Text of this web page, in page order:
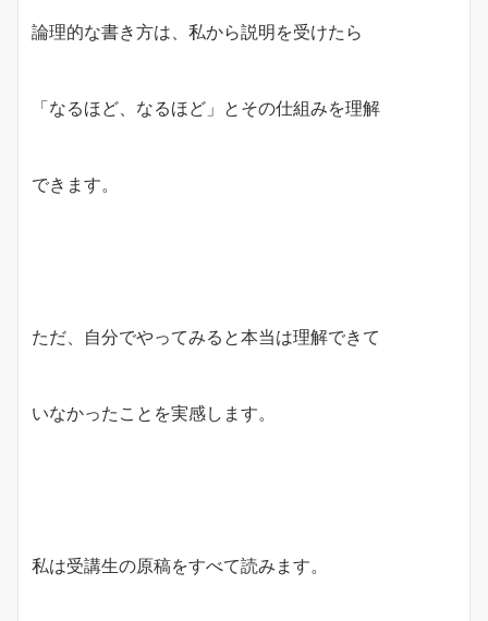
論理的な書き方は、私から説明を受けたら
「なるほど、なるほど」とその仕組みを理解
できます。
ただ、自分でやってみると本当は理解できて
いなかったことを実感します。
私は受講生の原稿をすべて読みます。